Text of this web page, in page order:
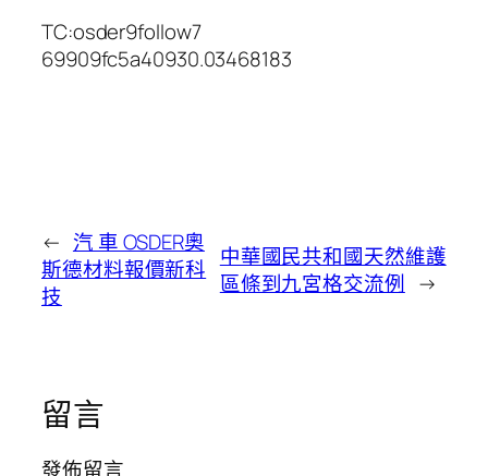
TC:osder9follow7
69909fc5a40930.03468183
← 汽 車 OSDER奧
斯德材料報價新科
技
中華國民共和國天然維護
區條到九宮格交流例 →
留言
發佈留言